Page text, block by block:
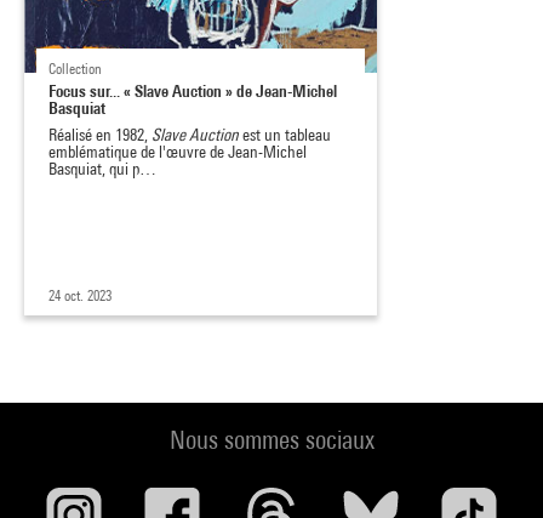
Collection
Focus sur... « Slave Auction » de Jean-Michel
Basquiat
Réalisé en 1982, Slave Auctionest un tableau
emblématique de l'œuvre de Jean-Michel
Basquiat, qui p…
24 oct. 2023
Nous sommes sociaux